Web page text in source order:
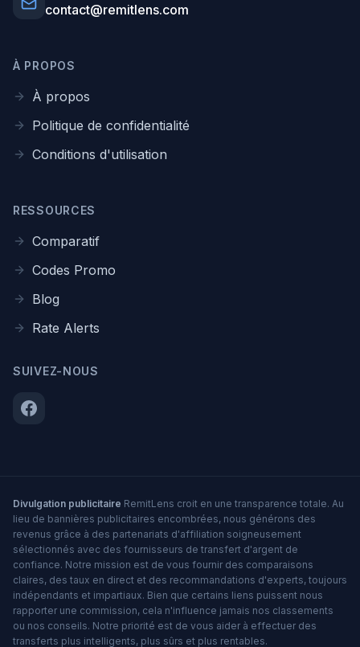
contact@remitlens.com
À PROPOS
À propos
Politique de confidentialité
Conditions d'utilisation
RESSOURCES
Comparatif
Codes Promo
Blog
Rate Alerts
SUIVEZ-NOUS
Divulgation publicitaire RemitLens croit en une transparence totale. Au
lieu de bannières publicitaires encombrées, nous générons des
revenus grâce à des partenariats d'affiliation soigneusement
sélectionnés avec des fournisseurs de transfert d'argent de
confiance. Notre mission est de vous fournir des comparaisons
claires, des taux en direct et des recommandations d'experts, toujours
indépendants et impartiaux. Bien que certains liens puissent nous
rapporter une commission, cela n'influence jamais nos classements
ou nos conseils. Notre priorité est de vous aider à effectuer des
transferts plus intelligents, plus sûrs et plus rentables.